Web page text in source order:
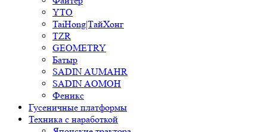
YTO
TaiHong|ТайХонг
TZR
GEOMETRY
Батыр
SADIN AUMAHR
SADIN AOMOH
Феникс
Гусеничные платформы
Техника с наработкой